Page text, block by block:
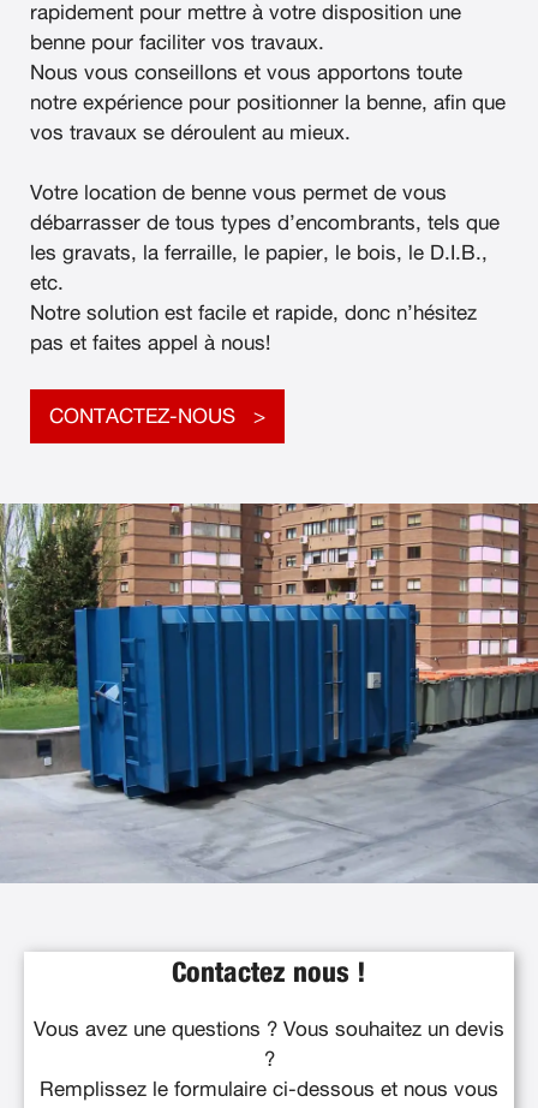
rapidement pour mettre à votre disposition une
benne pour faciliter vos travaux.
Nous vous conseillons et vous apportons toute
notre expérience pour positionner la benne, afin que
vos travaux se déroulent au mieux.
Votre location de benne vous permet de vous
débarrasser de tous types d’encombrants, tels que
les gravats, la ferraille, le papier, le bois, le D.I.B.,
etc.
Notre solution est facile et rapide, donc n’hésitez
pas et faites appel à nous!
CONTACTEZ-NOUS
Contactez nous !
Vous avez une questions ? Vous souhaitez un devis
?
Remplissez le formulaire ci-dessous et nous vous